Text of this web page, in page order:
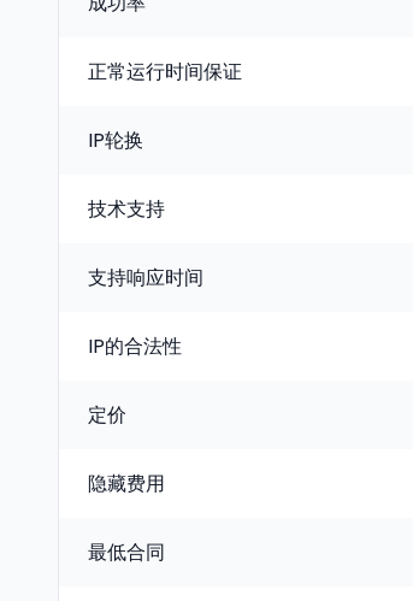
正常运行时间保证
IP轮换
技术支持
支持响应时间
IP的合法性
定价
隐藏费用
最低合同